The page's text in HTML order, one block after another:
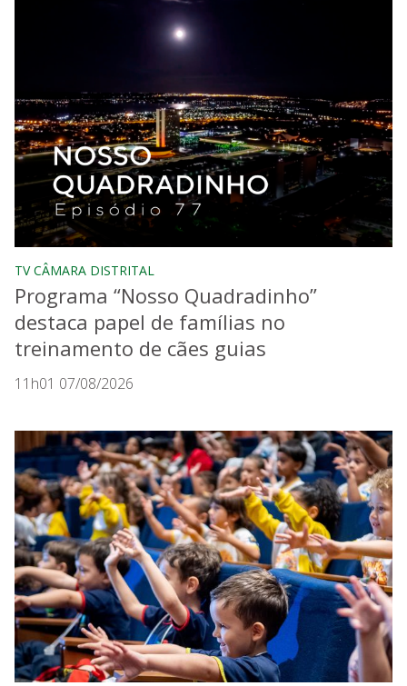
TV CÂMARA DISTRITAL
Programa “Nosso Quadradinho”
destaca papel de famílias no
treinamento de cães guias
11h01 07/08/2026